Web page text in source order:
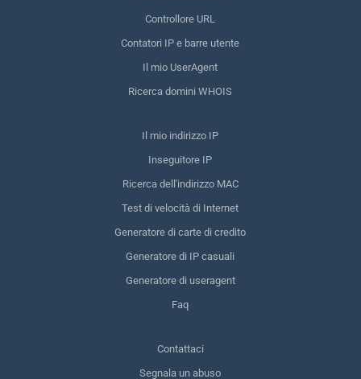
Controllore URL
Contatori IP e barre utente
Il mio UserAgent
Ricerca domini WHOIS
Il mio indirizzo IP
Inseguitore IP
Ricerca dell'indirizzo MAC
Test di velocità di Internet
Generatore di carte di credito
Generatore di IP casuali
Generatore di useragent
Faq
Contattaci
Segnala un abuso